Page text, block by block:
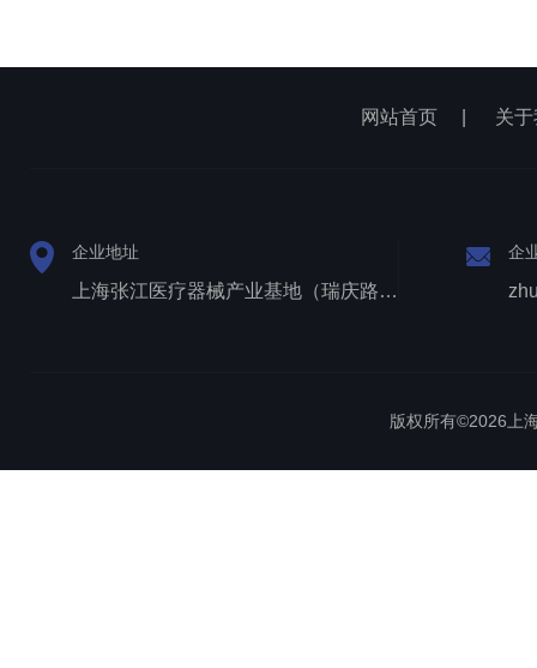
网站首页 关
企业地址
上海张江医疗器械产业基地（瑞庆路528号）
企
版权所有©2026